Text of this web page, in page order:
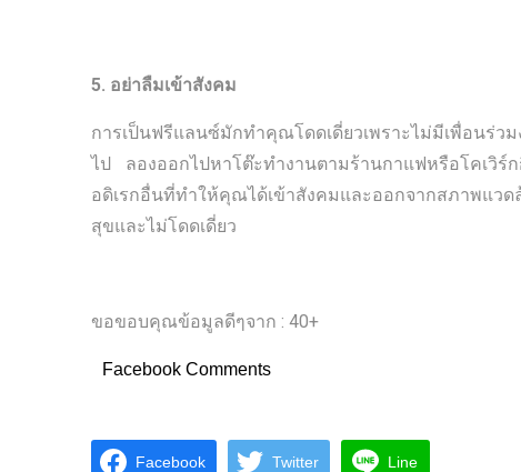
5. อย่าลืมเข้าสังคม
การเป็นฟรีแลนซ์มักทำคุณโดดเดี่ยวเพราะไม่มีเพื่อนร่ว
ไป ลองออกไปหาโต๊ะทำงานตามร้านกาแฟหรือโคเวิร์
อดิเรกอื่นที่ทำให้คุณได้เข้าสังคมและออกจากสภาพแ
สุขและไม่โดดเดี่ยว
ขอขอบคุณข้อมูลดีๆจาก : 40+
Facebook Comments
Facebook Twitter Line